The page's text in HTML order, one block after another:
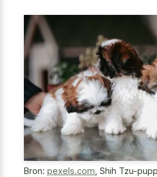
Bron: pexels.com Shih Tzu-